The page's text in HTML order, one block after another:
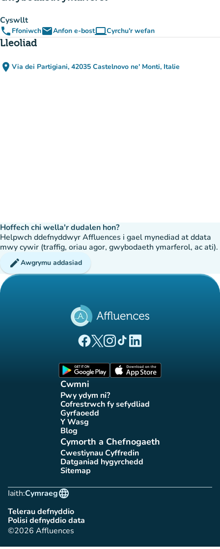
Cyswllt
phone FfoniwchemailAnfon e-bostcomputerCyrchu'r wefan
(tab newydd)
Lleoliad
place Via dei Partigiani, 42035 Castelnovo ne' Monti, Italie
(agor yn Google Maps)
(tab newydd)
Hoffech chi wella'r dudalen hon?
Helpwch ddefnyddwyr Affluences i gael mynediad at ddata
mwy cywir (traffig, oriau agor, gwybodaeth ymarferol, ac ati).
editAwgrymu addasiad
(tab newydd)
(tab newydd)
(tab newydd)
(tab newydd)
(tab newydd)
Cwmni
Pwy ydym ni?
(tab newydd)
Cofrestrwch fy sefydliad
(tab newydd)
Gyrfaoedd(tab newydd)
Y Wasg(tab newydd)
Blog(tab newydd)
Cymorth a Chefnogaeth
Cwestiynau Cyffredin
(tab newydd)
Datganiad hygyrchedd
(tab newydd)
Sitemap(tab newydd)
Iaith:
language
Cymraeg
Telerau defnyddio
(tab newydd)
Polisi defnyddio data
(tab newydd)
©2026 Affluences